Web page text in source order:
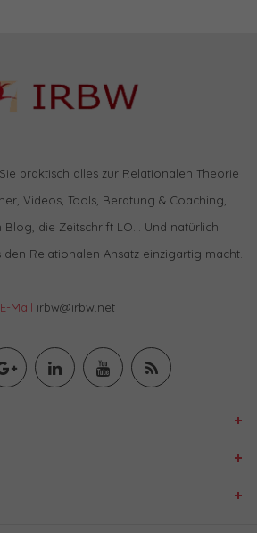
praktisch alles zur Relationalen Theorie
Videos, Tools, Beratung & Coaching,
die Zeitschrift LO… Und natürlich
Relationalen Ansatz einzigartig macht.
E-Mail irbw@irbw.net